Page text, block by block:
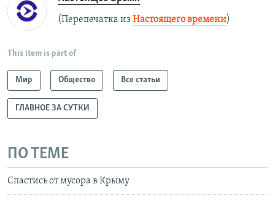
(Перепечатка из Настоящего времени)
This item is part of
Мир Общество Все статьи
ГЛАВНОЕ ЗА СУТКИ
ПО ТЕМЕ
Спастись от мусора в Крыму